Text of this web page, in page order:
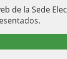
de la Sede